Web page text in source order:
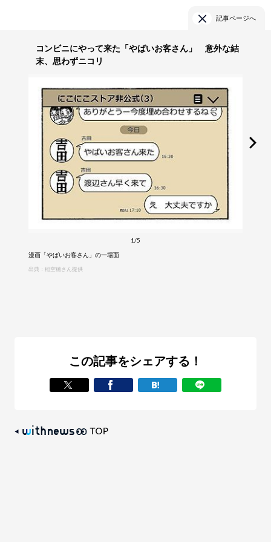
記事ページへ
コンビニにやって来た「やばいお客さん」 意外な結
末、思わずニコリ
1/5
漫画「やばいお客さん」の一場面
出典：稲空穂さん提供
この記事をシェアする！